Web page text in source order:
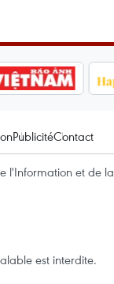
PublicitéContact
l'Information et de la
est interdite.